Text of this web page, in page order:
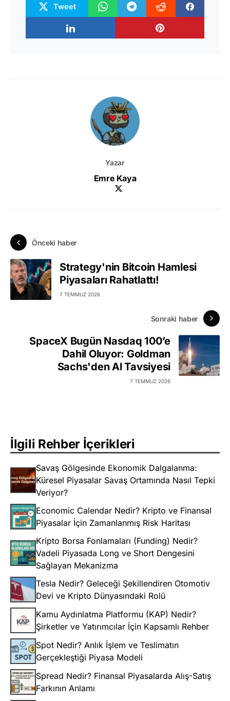
Tweet
Yazar
Emre Kaya
Önceki haber
Strategy'nin Bitcoin Hamlesi
Piyasaları Rahatlattı!
7 TEMMUZ 2026
Sonraki haber
SpaceX Bugün Nasdaq 100’e
Dahil Oluyor: Goldman
Sachs'den Al Tavsiyesi
7 TEMMUZ 2026
İlgili Rehber İçerikleri
Savaş Gölgesinde Ekonomik Dalgalanma:
Küresel Piyasalar Savaş Ortamında Nasıl Tepki
Veriyor?
Economic Calendar Nedir? Kripto ve Finansal
Piyasalar İçin Zamanlanmış Risk Haritası
Kripto Borsa Fonlamaları (Funding) Nedir?
Vadeli Piyasada Long ve Short Dengesini
Sağlayan Mekanizma
Tesla Nedir? Geleceği Şekillendiren Otomotiv
Devi ve Kripto Dünyasındaki Rolü
Kamu Aydınlatma Platformu (KAP) Nedir?
Şirketler ve Yatırımcılar İçin Kapsamlı Rehber
Spot Nedir? Anlık İşlem ve Teslimatın
Gerçekleştiği Piyasa Modeli
Spread Nedir? Finansal Piyasalarda Alış-Satış
Farkının Anlamı